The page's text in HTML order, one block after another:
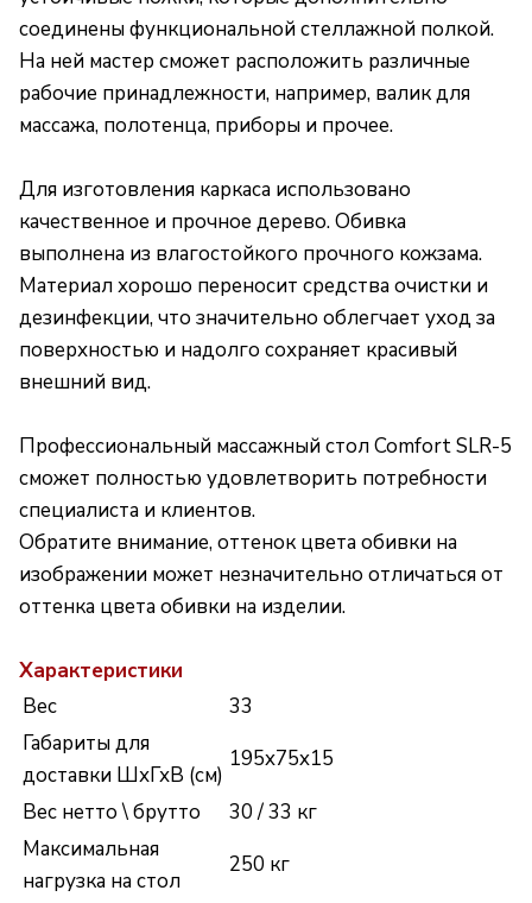
соединены функциональной стеллажной полкой.
На ней мастер сможет расположить различные
рабочие принадлежности, например, валик для
массажа, полотенца, приборы и прочее.
Для изготовления каркаса использовано
качественное и прочное дерево. Обивка
выполнена из влагостойкого прочного кожзама.
Материал хорошо переносит средства очистки и
дезинфекции, что значительно облегчает уход за
поверхностью и надолго сохраняет красивый
внешний вид.
Профессиональный массажный стол Comfort SLR-5
сможет полностью удовлетворить потребности
специалиста и клиентов.
Обратите внимание, оттенок цвета обивки на
изображении может незначительно отличаться от
оттенка цвета обивки на изделии.
Характеристики
Вес
33
Габариты для
доставки ШхГхВ (см)
195x75x15
Вес нетто \ брутто
30 / 33 кг
Максимальная
нагрузка на стол
250 кг